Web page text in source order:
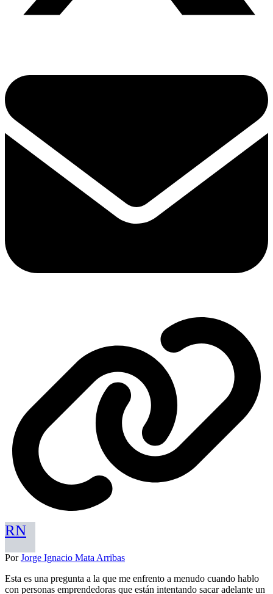
RN
PorJorge Ignacio Mata Arribas
Esta es una pregunta a la que me enfrento a menudo cuando hablo
con personas emprendedoras que están intentando sacar adelante un